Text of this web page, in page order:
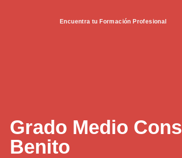
Encuentra tu Formación Profesional
Grado Medio
Benito